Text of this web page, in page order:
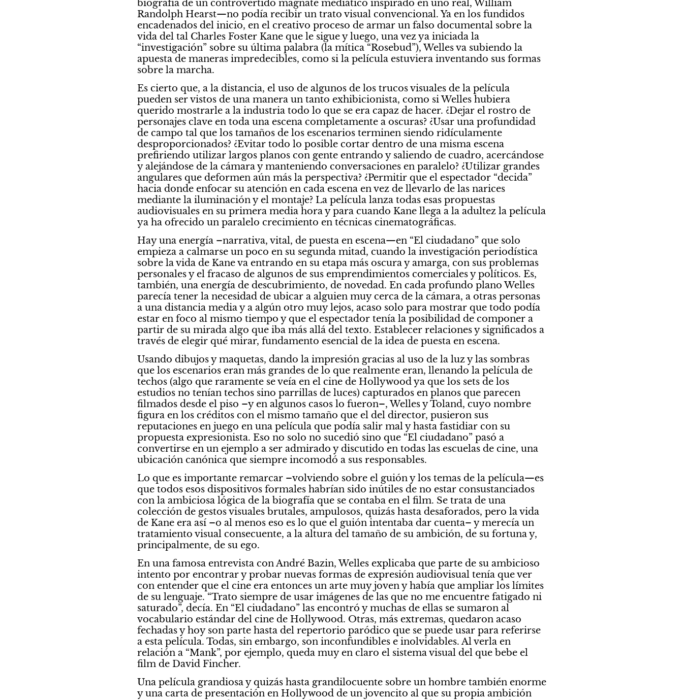
biografía de un controvertido magnate mediático inspirado en uno real, William
Randolph Hearst—no podía recibir un trato visual convencional. Ya en los fundidos
encadenados del inicio, en el creativo proceso de armar un falso documental sobre la
vida del tal Charles Foster Kane que le sigue y luego, una vez ya iniciada la
“investigación” sobre su última palabra (la mítica “Rosebud”), Welles va subiendo la
apuesta de maneras impredecibles, como si la película estuviera inventando sus formas
sobre la marcha.
Es cierto que, a la distancia, el uso de algunos de los trucos visuales de la película
pueden ser vistos de una manera un tanto exhibicionista, como si Welles hubiera
querido mostrarle a la industria todo lo que se era capaz de hacer. ¿Dejar el rostro de
personajes clave en toda una escena completamente a oscuras? ¿Usar una profundidad
de campo tal que los tamaños de los escenarios terminen siendo ridículamente
desproporcionados? ¿Evitar todo lo posible cortar dentro de una misma escena
prefiriendo utilizar largos planos con gente entrando y saliendo de cuadro, acercándose
y alejándose de la cámara y manteniendo conversaciones en paralelo? ¿Utilizar grandes
angulares que deformen aún más la perspectiva? ¿Permitir que el espectador “decida”
hacia donde enfocar su atención en cada escena en vez de llevarlo de las narices
mediante la iluminación y el montaje? La película lanza todas esas propuestas
audiovisuales en su primera media hora y para cuando Kane llega a la adultez la película
ya ha ofrecido un paralelo crecimiento en técnicas cinematográficas.
Hay una energía –narrativa, vital, de puesta en escena—en “El ciudadano” que solo
empieza a calmarse un poco en su segunda mitad, cuando la investigación periodística
sobre la vida de Kane va entrando en su etapa más oscura y amarga, con sus problemas
personales y el fracaso de algunos de sus emprendimientos comerciales y políticos. Es,
también, una energía de descubrimiento, de novedad. En cada profundo plano Welles
parecía tener la necesidad de ubicar a alguien muy cerca de la cámara, a otras personas
a una distancia media y a algún otro muy lejos, acaso solo para mostrar que todo podía
estar en foco al mismo tiempo y que el espectador tenía la posibilidad de componer a
partir de su mirada algo que iba más allá del texto. Establecer relaciones y significados a
través de elegir qué mirar, fundamento esencial de la idea de puesta en escena.
Usando dibujos y maquetas, dando la impresión gracias al uso de la luz y las sombras
que los escenarios eran más grandes de lo que realmente eran, llenando la película de
techos (algo que raramente se veía en el cine de Hollywood ya que los sets de los
estudios no tenían techos sino parrillas de luces) capturados en planos que parecen
filmados desde el piso –y en algunos casos lo fueron–, Welles y Toland, cuyo nombre
figura en los créditos con el mismo tamaño que el del director, pusieron sus
reputaciones en juego en una película que podía salir mal y hasta fastidiar con su
propuesta expresionista. Eso no solo no sucedió sino que “El ciudadano” pasó a
convertirse en un ejemplo a ser admirado y discutido en todas las escuelas de cine, una
ubicación canónica que siempre incomodó a sus responsables.
Lo que es importante remarcar –volviendo sobre el guión y los temas de la película—es
que todos esos dispositivos formales habrían sido inútiles de no estar consustanciados
con la ambiciosa lógica de la biografía que se contaba en el film. Se trata de una
colección de gestos visuales brutales, ampulosos, quizás hasta desaforados, pero la vida
de Kane era así –o al menos eso es lo que el guión intentaba dar cuenta– y merecía un
tratamiento visual consecuente, a la altura del tamaño de su ambición, de su fortuna y,
principalmente, de su ego.
En una famosa entrevista con André Bazin, Welles explicaba que parte de su ambicioso
intento por encontrar y probar nuevas formas de expresión audiovisual tenía que ver
con entender que el cine era entonces un arte muy joven y había que ampliar los límites
de su lenguaje. “Trato siempre de usar imágenes de las que no me encuentre fatigado ni
saturado”, decía. En “El ciudadano” las encontró y muchas de ellas se sumaron al
vocabulario estándar del cine de Hollywood. Otras, más extremas, quedaron acaso
fechadas y hoy son parte hasta del repertorio paródico que se puede usar para referirse
a esta película. Todas, sin embargo, son inconfundibles e inolvidables. Al verla en
relación a “Mank”, por ejemplo, queda muy en claro el sistema visual del que bebe el
film de David Fincher.
Una película grandiosa y quizás hasta grandilocuente sobre un hombre también enorme
y una carta de presentación en Hollywood de un jovencito al que su propia ambición